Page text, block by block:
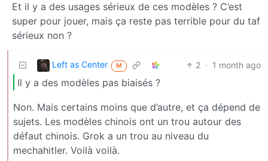
Et il y a des usages sérieux de ces modèles ? C’est
super pour jouer, mais ça reste pas terrible pour du taf
sérieux non ?
Left as Center M 2 · 1 month ago
Il y a des modèles pas biaisés ?
Non. Mais certains moins que d’autre, et ça dépend de
sujets. Les modèles chinois ont un trou autour des
défaut chinois. Grok a un trou au niveau du
mechahitler. Voilà voilà.